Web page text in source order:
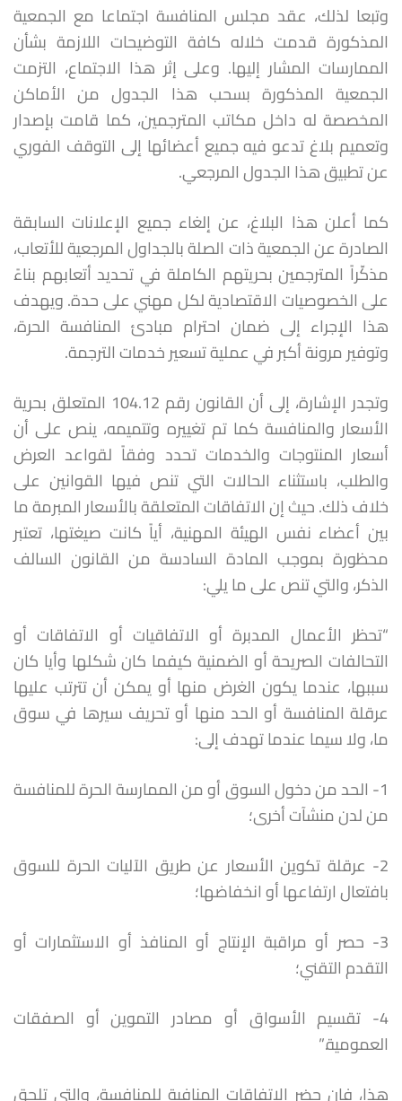
وتبعا لذلك، عقد مجلس المنافسة اجتماعا مع الجمعية
المذكورة قدمت خلاله كافة التوضيحات اللازمة بشأن
الممارسات المشار إليها. وعلى إثر هذا الاجتماع، التزمت
الجمعية المذكورة بسحب هذا الجدول من الأماكن
المخصصة له داخل مكاتب المترجمين، كما قامت بإصدار
وتعميم بلاغ تدعو فيه جميع أعضائها إلى التوقف الفوري
عن تطبيق هذا الجدول المرجعي.
كما أعلن هذا البلاغ، عن إلغاء جميع الإعلانات السابقة
الصادرة عن الجمعية ذات الصلة بالجداول المرجعية للأتعاب،
مذكّراً المترجمين بحريتهم الكاملة في تحديد أتعابهم بناءً
على الخصوصيات الاقتصادية لكل مهني على حدة. ويهدف
هذا الإجراء إلى ضمان احترام مبادئ المنافسة الحرة،
وتوفير مرونة أكبر في عملية تسعير خدمات الترجمة.
وتجدر الإشارة، إلى أن القانون رقم 104.12 المتعلق بحرية
الأسعار والمنافسة كما تم تغييره وتتميمه، ينص على أن
أسعار المنتوجات والخدمات تحدد وفقاً لقواعد العرض
والطلب، باستثناء الحالات التي تنص فيها القوانين على
خلاف ذلك. حيث إن الاتفاقات المتعلقة بالأسعار المبرمة ما
بين أعضاء نفس الهيئة المهنية، أياً كانت صيغتها، تعتبر
محظورة بموجب المادة السادسة من القانون السالف
الذكر، والتي تنص على ما يلي:
“تحظر الأعمال المدبرة أو الاتفاقيات أو الاتفاقات أو
التحالفات الصريحة أو الضمنية كيفما كان شكلها وأيا كان
سببها، عندما يكون الغرض منها أو يمكن أن تترتب عليها
عرقلة المنافسة أو الحد منها أو تحريف سيرها في سوق
ما، ولا سيما عندما تهدف إلى:
1- الحد من دخول السوق أو من الممارسة الحرة للمنافسة
من لدن منشآت أخرى؛
2- عرقلة تكوين الأسعار عن طريق الآليات الحرة للسوق
بافتعال ارتفاعها أو انخفاضها؛
3- حصر أو مراقبة الإنتاج أو المنافذ أو الاستثمارات أو
التقدم التقني؛
4- تقسيم الأسواق أو مصادر التموين أو الصفقات
العمومية.”
هذا، فإن حضر الاتفاقات المنافية للمنافسة، والتي تلحق